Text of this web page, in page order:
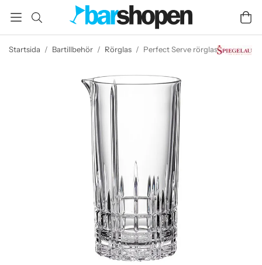
Startsida / Bartillbehör / Rörglas / Perfect Serve rörglas